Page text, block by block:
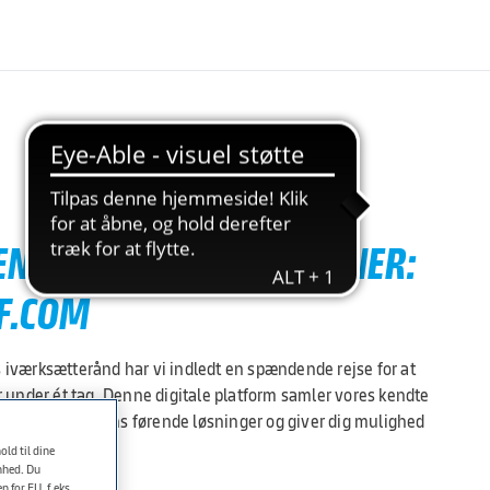
OG FUNKTIONER:
iværksætterånd har vi indledt en spændende rejse for at
ét tag. Denne digitale platform samler vores kendte
til branchens førende løsninger og giver dig mulighed
til dine
Du